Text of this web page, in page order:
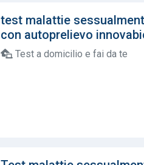
test malattie
con autoprelievo
Test a domicilio e fai da te